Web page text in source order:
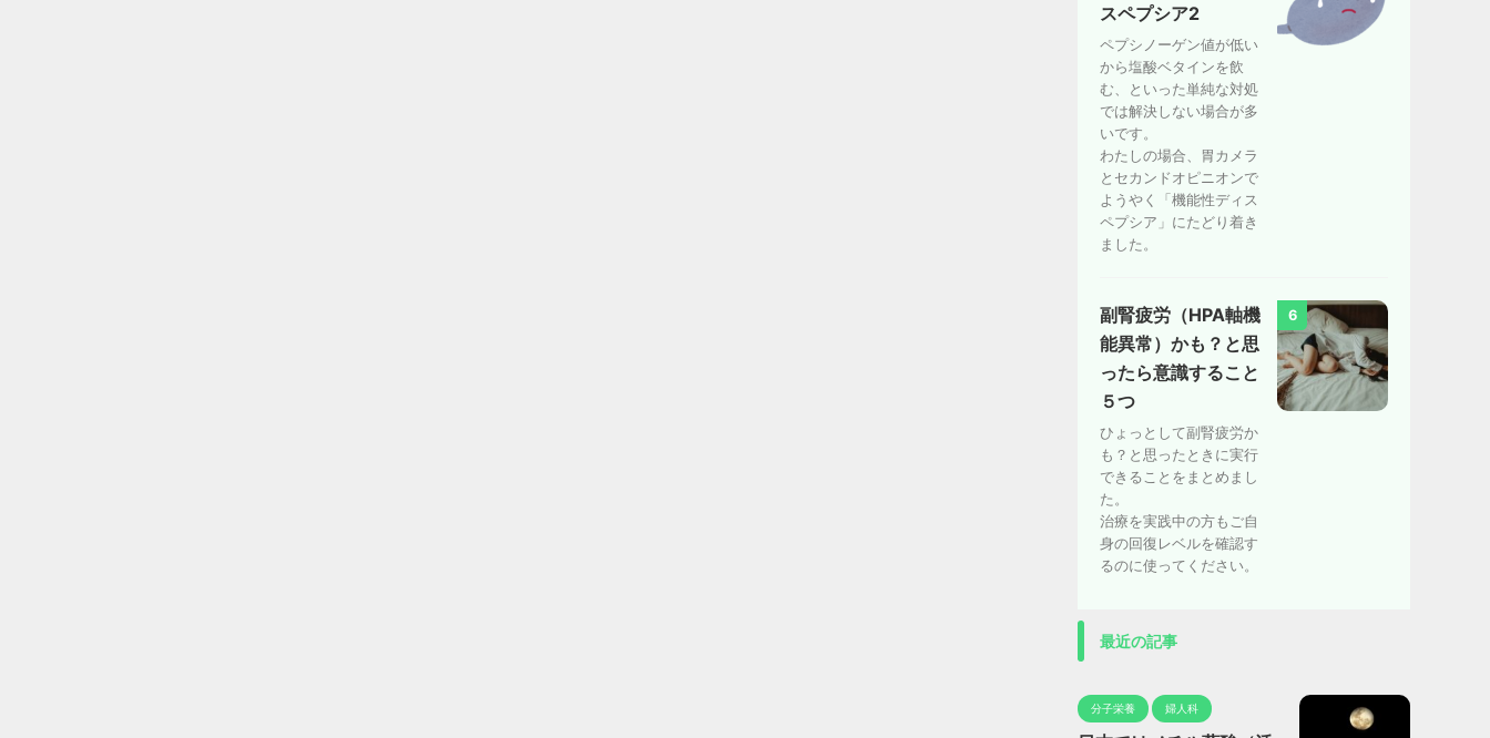
スペプシア2
ペプシノーゲン値が低い
から塩酸ベタインを飲
む、といった単純な対処
では解決しない場合が多
いです。
わたしの場合、胃カメラ
とセカンドオピニオンで
ようやく「機能性ディス
ペプシア」にたどり着き
ました。
6
副腎疲労（HPA軸機
能異常）かも？と思
ったら意識すること
５つ
ひょっとして副腎疲労か
も？と思ったときに実行
できることをまとめまし
た。
治療を実践中の方もご自
身の回復レベルを確認す
るのに使ってください。
最近の記事
分子栄養 婦人科